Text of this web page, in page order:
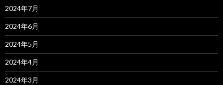
2024年7月
2024年6月
2024年5月
2024年4月
2024年3月